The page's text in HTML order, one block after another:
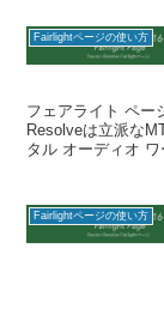
Fairlightページの使い方
フェアライト ペー
Resolveは立派な
タル オーディオ
Fairlightページの使い方